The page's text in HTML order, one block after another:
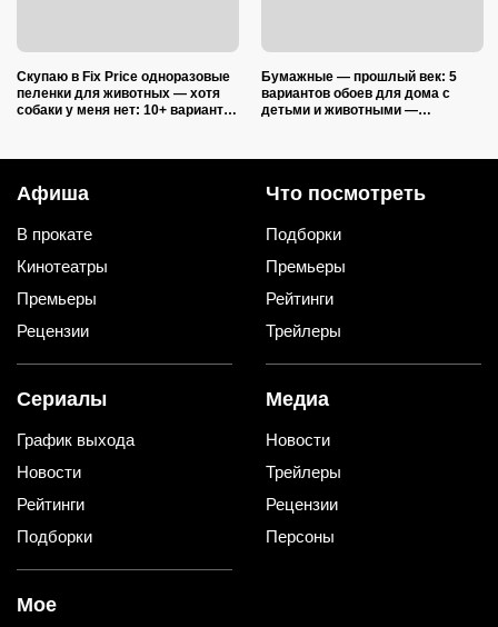
Скупаю в Fix Price одноразовые
пеленки для животных — хотя
собаки у меня нет: 10+ вариантов
Бумажные — прошлый век: 5
вариантов обоев для дома с
детьми и животными —
Афиша
В прокате
Кинотеатры
Премьеры
Рецензии
Что посмотреть
Подборки
Премьеры
Рейтинги
Трейлеры
Сериалы
График выхода
Новости
Рейтинги
Подборки
Медиа
Новости
Трейлеры
Рецензии
Персоны
Мое